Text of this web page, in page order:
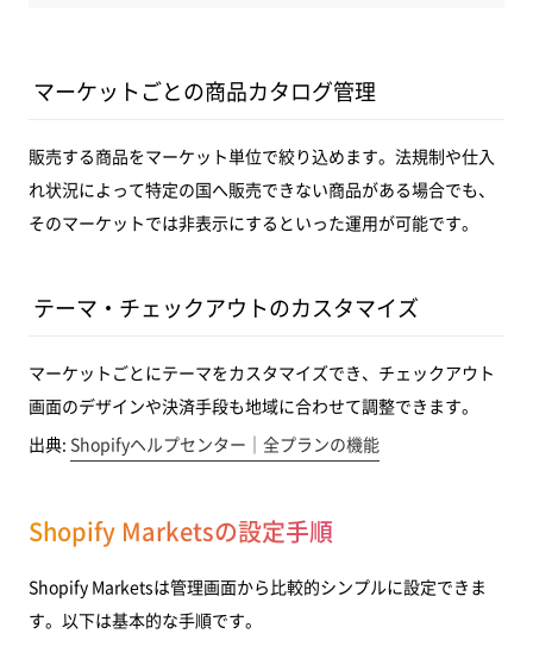
マーケットごとの商品カタログ管理
販売する商品をマーケット単位で絞り込めます。法規制や仕入
れ状況によって特定の国へ販売できない商品がある場合でも、
そのマーケットでは非表示にするといった運用が可能です。
テーマ・チェックアウトのカスタマイズ
マーケットごとにテーマをカスタマイズでき、チェックアウト
画面のデザインや決済手段も地域に合わせて調整できます。
出典: Shopifyヘルプセンター｜全プランの機能
Shopify Marketsの設定手順
Shopify Marketsは管理画面から比較的シンプルに設定できま
す。以下は基本的な手順です。